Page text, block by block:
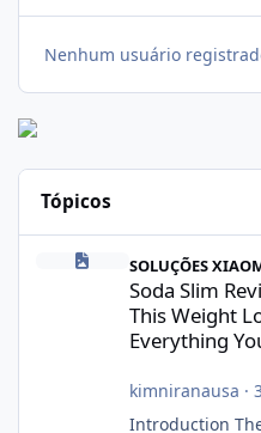
Nenhum usuário
Tópicos
SOLUÇÕES
Soda Slim
This Weight
Everything
kimniranausa ·
Introduction